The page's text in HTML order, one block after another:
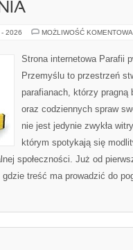
- 2026 MOŻLIWOŚĆ
Strona internetowa Parafii
Przemyślu to przestrzeń
parafianach, którzy pragną
oraz codziennych spraw
nie jest jedynie zwykła
którym spotykają się
społeczności. Już od
treść ma prowadzić do